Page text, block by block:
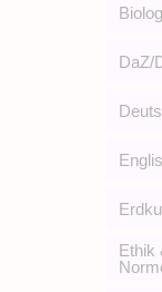
DaZ/
Ethik